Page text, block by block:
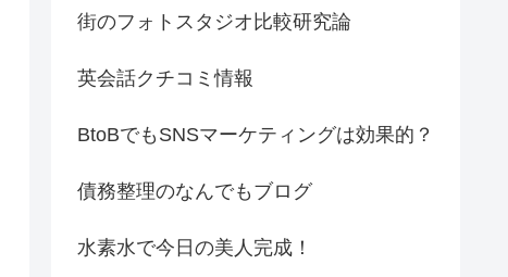
街のフォトスタジオ比較研究論
英会話クチコミ情報
BtoBでもSNSマーケティングは効果的？
債務整理のなんでもブログ
水素水で今日の美人完成！